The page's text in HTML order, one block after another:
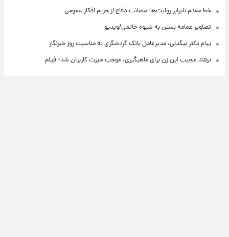
خط مقدم نابرابر روایت‌ها؛ مصائب دفاع از حریم افکار عمومی
تصاویر عمامه بستن به شیوه خاتمی/ویدیو
پیام دکتر بیگدلی، مدیرعامل بانک گردشگری به مناسبت روز خبرنگار
ترفند عجیب این زن برای ماهیگیری، موجب حیرت کاربران شد+ فیلم